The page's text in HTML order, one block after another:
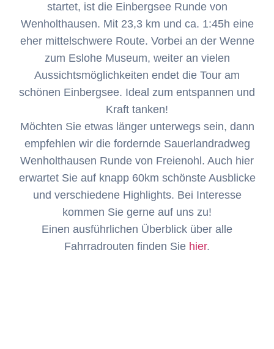
startet, ist die Einbergsee Runde von
Wenholthausen. Mit 23,3 km und ca. 1:45h eine
eher mittelschwere Route. Vorbei an der Wenne
zum Eslohe Museum, weiter an vielen
Aussichtsmöglichkeiten endet die Tour am
schönen Einbergsee. Ideal zum entspannen und
Kraft tanken!
Möchten Sie etwas länger unterwegs sein, dann
empfehlen wir die fordernde Sauerlandradweg
Wenholthausen Runde von Freienohl. Auch hier
erwartet Sie auf knapp 60km schönste Ausblicke
und verschiedene Highlights. Bei Interesse
kommen Sie gerne auf uns zu!
Einen ausführlichen Überblick über alle
Fahrradrouten finden Sie hier.